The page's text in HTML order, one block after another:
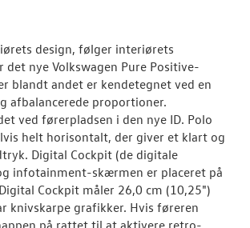
design, følger interiørets
nye Volkswagen Pure Positive-
blandt andet er kendetegnet ved en
afbalancerede proportioner.
ved førerpladsen i den nye ID. Polo
helt horisontalt, der giver et klart og
Digital Cockpit (de digitale
infotainment-skærmen er placeret på
Cockpit måler 26,0 cm (10,25")
knivskarpe grafikker. Hvis føreren